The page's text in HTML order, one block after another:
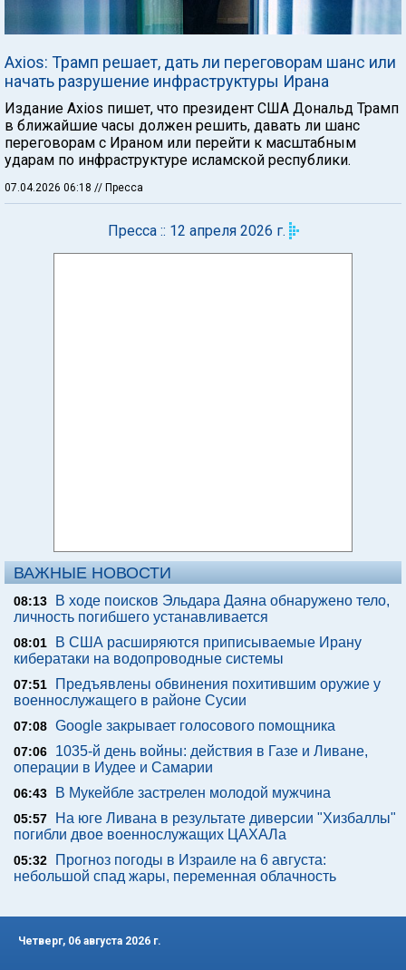
Axios: Трамп решает, дать ли переговорам шанс или
начать разрушение инфраструктуры Ирана
Издание Axios пишет, что президент США Дональд Трамп
в ближайшие часы должен решить, давать ли шанс
переговорам с Ираном или перейти к масштабным
ударам по инфраструктуре исламской республики.
07.04.2026 06:18 // Пресса
Пресса :: 12 апреля 2026 г.
ВАЖНЫЕ НОВОСТИ
08:13
В ходе поисков Эльдара Даяна обнаружено тело,
личность погибшего устанавливается
08:01
В США расширяются приписываемые Ирану
кибератаки на водопроводные системы
07:51
Предъявлены обвинения похитившим оружие у
военнослужащего в районе Сусии
07:08 Google закрывает голосового помощника
07:06
1035-й день войны: действия в Газе и Ливане,
операции в Иудее и Самарии
06:43 В Мукейбле застрелен молодой мужчина
05:57
На юге Ливана в результате диверсии "Хизбаллы"
погибли двое военнослужащих ЦАХАЛа
05:32
Прогноз погоды в Израиле на 6 августа:
небольшой спад жары, переменная облачность
Четверг, 06 августа 2026 г.